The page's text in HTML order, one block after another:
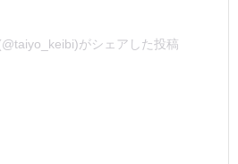
がシェアした投稿